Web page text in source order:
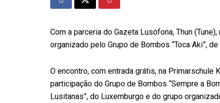
Com a parceria do Gazeta Lusófona, Thun
organizado pelo Grupo de Bombos “Toca Aki”, de
O encontro, com entrada grátis, na Primarschule
participação do Grupo de Bombos “Sempre a
Lusitanas”, do Luxemburgo e do grupo